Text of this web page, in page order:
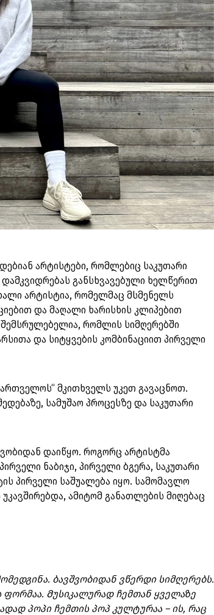
არტისტები, რომლებიც საკუთარი
განსხვავებული ხელწერით
არტისტია, რომელმაც მსმენელს
და მაღალი ხარისხის კლიპებით
რომლის სიმღერებში
და სიტყვების კომბინაციით პირველი
მკითხველს უკეთ გავაცნოთ.
სამუშაო პროცესზე და საკუთარი
დაიწყო. როგორც არტისტმა
ნაბიჯი, პირველი ბგერა, საკუთარი
პირველი საშუალება იყო. სამომავლო
ამიტომ განათლების მიღებაც
ბავშვობიდან ვწერდი სიმღერებს.
ფორმაა. Მუსიკალურად ჩემთან ყველაზე
პოპი ჩემთის პოპ კულტურაა – ის, რაც